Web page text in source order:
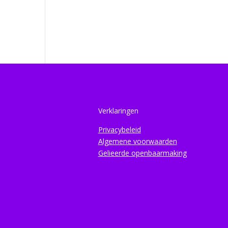
Verklaringen
Privacybeleid
Algemene voorwaarden
Gelieerde openbaarmaking